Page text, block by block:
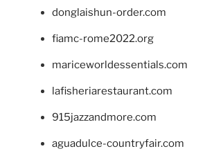
donglaishun-order.com
fiamc-rome2022.org
mariceworldessentials.com
lafisheriarestaurant.com
915jazzandmore.com
aguadulce-countryfair.com